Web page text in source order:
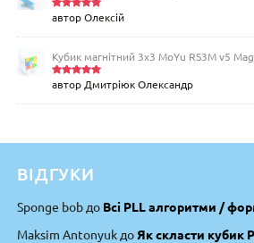
Оцінено
автор Олексій
Кубик магнітний 3х3 MoYu RS3M v5
Оцінено
автор Дмитріюк Олександр
ВІДГУКИ
Sponge bob до Всі PLL алгоритми /
Maksim Antonyuk до Як скласти кубик